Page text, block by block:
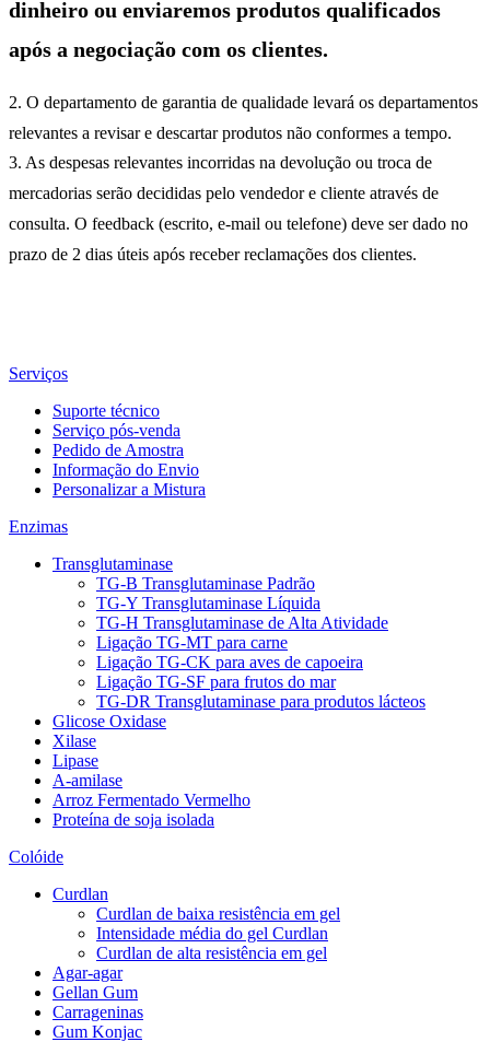
dinheiro ou enviaremos produtos qualificados
após a negociação com os clientes.
2. O departamento de garantia de qualidade levará os departamentos
relevantes a revisar e descartar produtos não conformes a tempo.
3. As despesas relevantes incorridas na devolução ou troca de
mercadorias serão decididas pelo vendedor e cliente através de
consulta. O feedback (escrito, e-mail ou telefone) deve ser dado no
prazo de 2 dias úteis após receber reclamações dos clientes.
Serviços
Suporte técnico
Serviço pós-venda
Pedido de Amostra
Informação do Envio
Personalizar a Mistura
Enzimas
Transglutaminase
TG-B Transglutaminase Padrão
TG-Y Transglutaminase Líquida
TG-H Transglutaminase de Alta Atividade
Ligação TG-MT para carne
Ligação TG-CK para aves de capoeira
Ligação TG-SF para frutos do mar
TG-DR Transglutaminase para produtos lácteos
Glicose Oxidase
Xilase
Lipase
A-amilase
Arroz Fermentado Vermelho
Proteína de soja isolada
Colóide
Curdlan
Curdlan de baixa resistência em gel
Intensidade média do gel Curdlan
Curdlan de alta resistência em gel
Agar-agar
Gellan Gum
Carrageninas
Gum Konjac